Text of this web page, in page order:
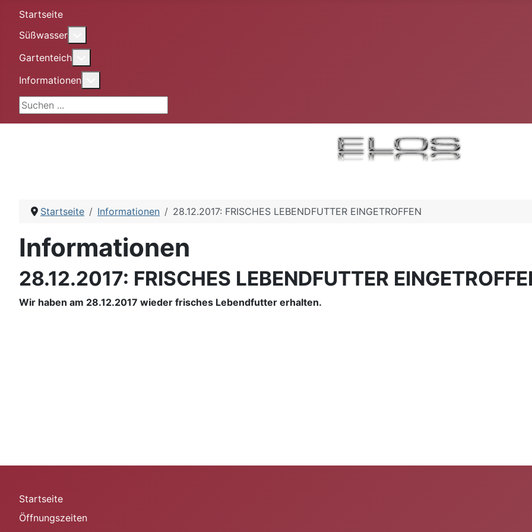
Startseite
Süßwasser
Gartenteich
Informationen
Suchen ...
Startseite Informationen 28.12.2017: FRISCHES LEBENDFUTTER EINGETROFFEN
Informationen
28.12.2017: FRISCHES LEBENDFUTTER
Wir haben am 28.12.2017 wieder frisches Lebendfutter erhalten.
Startseite
Öffnungszeiten